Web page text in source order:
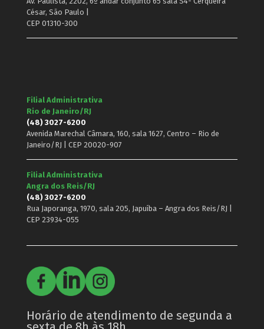
César, São Paulo |
CEP 01310-300
Filial Administrativa
Rio de Janeiro/RJ
(48) 3027-6200
Avenida Marechal Câmara, 160, sala 1627, Centro – Rio de
Janeiro/RJ | CEP 20020-907
Filial Administrativa
Angra dos Reis/RJ
(48) 3027-6200
Rua Japoranga, 1970, sala 205, Japuíba – Angra dos Reis/RJ |
CEP 23934-055
Horário de atendimento de segunda a